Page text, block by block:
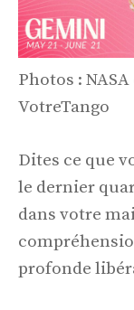
Photos :
VotreTango
Dites ce que
le dernier
dans votre
profonde